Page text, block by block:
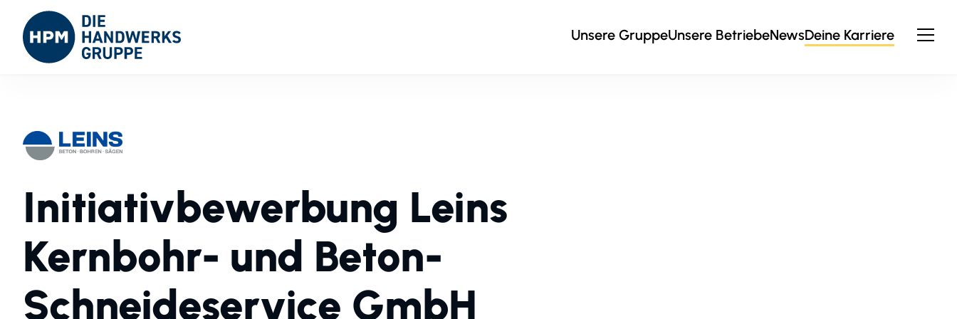
Unsere GruppeUnsere BetriebeNewsDeine Karriere
Initiativbewerbung Leins
Kernbohr- und Beton-
Schneideservice GmbH